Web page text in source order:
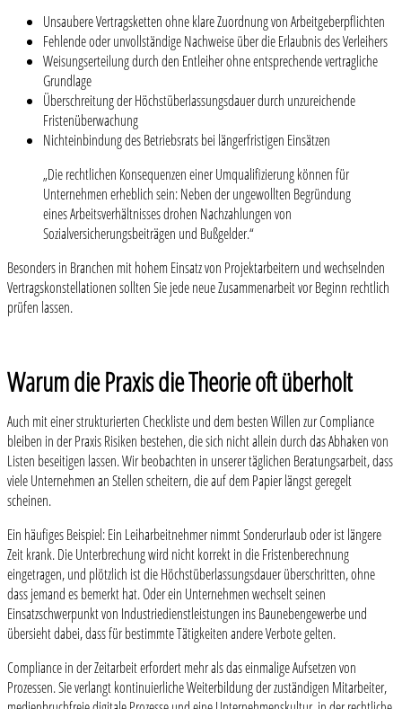
Unsaubere Vertragsketten ohne klare Zuordnung von Arbeitgeberpflichten
Fehlende oder unvollständige Nachweise über die Erlaubnis des Verleihers
Weisungserteilung durch den Entleiher ohne entsprechende vertragliche
Grundlage
Überschreitung der Höchstüberlassungsdauer durch unzureichende
Fristenüberwachung
Nichteinbindung des Betriebsrats bei längerfristigen Einsätzen
„Die rechtlichen Konsequenzen einer Umqualifizierung können für
Unternehmen erheblich sein: Neben der ungewollten Begründung
eines Arbeitsverhältnisses drohen Nachzahlungen von
Sozialversicherungsbeiträgen und Bußgelder.“
Besonders in Branchen mit hohem Einsatz von Projektarbeitern und wechselnden
Vertragskonstellationen sollten Sie jede neue Zusammenarbeit vor Beginn rechtlich
prüfen lassen.
Warum die Praxis die Theorie oft überholt
Auch mit einer strukturierten Checkliste und dem besten Willen zur Compliance
bleiben in der Praxis Risiken bestehen, die sich nicht allein durch das Abhaken von
Listen beseitigen lassen. Wir beobachten in unserer täglichen Beratungsarbeit, dass
viele Unternehmen an Stellen scheitern, die auf dem Papier längst geregelt
scheinen.
Ein häufiges Beispiel: Ein Leiharbeitnehmer nimmt Sonderurlaub oder ist längere
Zeit krank. Die Unterbrechung wird nicht korrekt in die Fristenberechnung
eingetragen, und plötzlich ist die Höchstüberlassungsdauer überschritten, ohne
dass jemand es bemerkt hat. Oder ein Unternehmen wechselt seinen
Einsatzschwerpunkt von Industriedienstleistungen ins Baunebengewerbe und
übersieht dabei, dass für bestimmte Tätigkeiten andere Verbote gelten.
Compliance in der Zeitarbeit erfordert mehr als das einmalige Aufsetzen von
Prozessen. Sie verlangt kontinuierliche Weiterbildung der zuständigen Mitarbeiter,